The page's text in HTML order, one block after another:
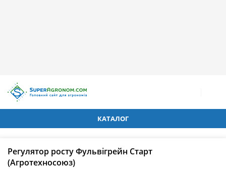
КАТАЛОГ
Регулятор росту Фульвігрейн Старт
(Агротехносоюз)